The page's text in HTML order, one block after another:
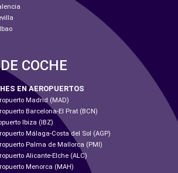
COCHE
EN AEROPUERTOS
Madrid (MAD)
Barcelona-El Prat (BCN)
Ibiza (IBZ)
Málaga-Costa del Sol (AGP)
Palma de Mallorca (PMI)
Alicante-Elche (ALC)
Menorca (MAH)